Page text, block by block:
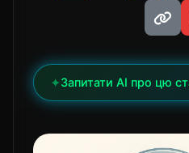
✦Запитати AI про цю